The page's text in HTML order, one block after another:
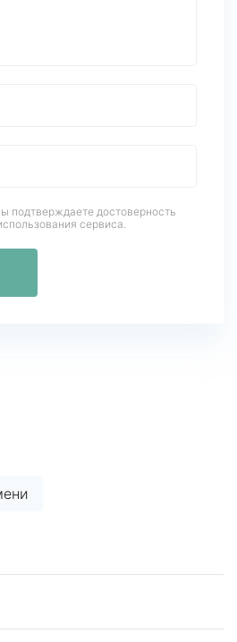
подтверждаете достоверность
сервиса.